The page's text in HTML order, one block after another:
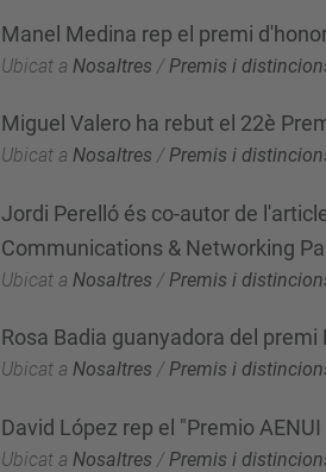
Manel Medina rep el premi
Ubicat a Nosaltres / Premis i
Miguel Valero ha rebut el 22è
Ubicat a Nosaltres /Premis i
Jordi Perelló és co-autor de
Communications & Networking
Ubicat a Nosaltres / Premis i
Rosa Badia guanyadora del
Ubicat a Nosaltres /Premis i
David López rep el "Premio
Ubicat a Nosaltres / Premis i